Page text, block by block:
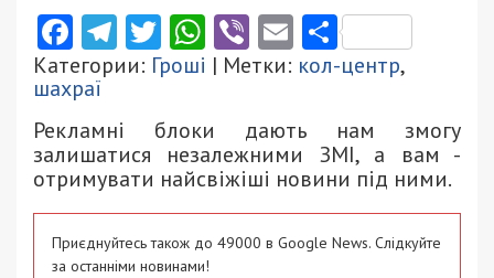
Facebook
Telegram
Twitter
WhatsApp
ViberEmail
Категории: Гроші | Метки: кол-центр,
шахраї
Рекламні блоки дають нам змогу
залишатися незалежними ЗМІ, а вам -
отримувати найсвіжіші новини під ними.
Приєднуйтесь також до 49000 в Google News. Слідкуйте
за останніми новинами!